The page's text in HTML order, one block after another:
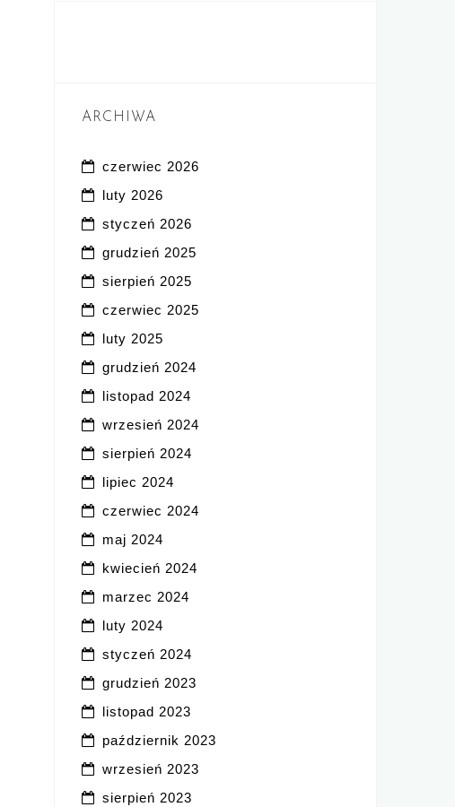
ARCHIWA
czerwiec 2026
luty 2026
styczeń 2026
grudzień 2025
sierpień 2025
czerwiec 2025
luty 2025
grudzień 2024
listopad 2024
wrzesień 2024
sierpień 2024
lipiec 2024
czerwiec 2024
maj 2024
kwiecień 2024
marzec 2024
luty 2024
styczeń 2024
grudzień 2023
listopad 2023
październik 2023
wrzesień 2023
sierpień 2023